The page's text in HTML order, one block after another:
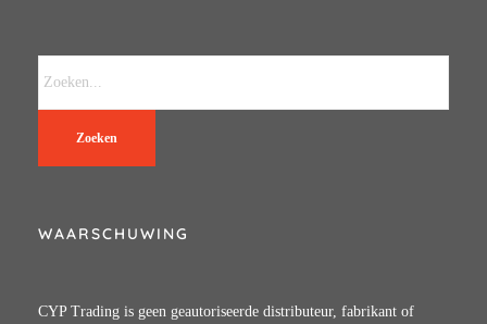
Zoeken
WAARSCHUWING
CYP Trading is geen geautoriseerde distributeur, fabrikant of